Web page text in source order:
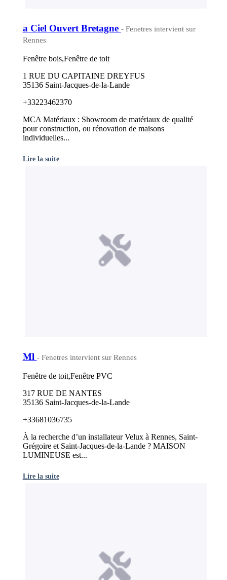
a Ciel Ouvert Bretagne - Fenetres intervient sur
Rennes
Fenêtre bois,Fenêtre de toit
1 RUE DU CAPITAINE DREYFUS
35136 Saint-Jacques-de-la-Lande
+33223462370
MCA Matériaux : Showroom de matériaux de qualité
pour construction, ou rénovation de maisons
individuelles...
Lire la suite
Ml - Fenetres intervient sur Rennes
Fenêtre de toit,Fenêtre PVC
317 RUE DE NANTES
35136 Saint-Jacques-de-la-Lande
+33681036735
À la recherche d’un installateur Velux à Rennes, Saint-
Grégoire et Saint-Jacques-de-la-Lande ? MAISON
LUMINEUSE est...
Lire la suite